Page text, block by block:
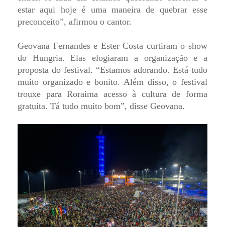
estar aqui hoje é uma maneira de quebrar esse
preconceito”, afirmou o cantor.
Geovana Fernandes e Ester Costa curtiram o show
do Hungria. Elas elogiaram a organização e a
proposta do festival. “Estamos adorando. Está tudo
muito organizado e bonito. Além disso, o festival
trouxe para Roraima acesso à cultura de forma
gratuita. Tá tudo muito bom”, disse Geovana.